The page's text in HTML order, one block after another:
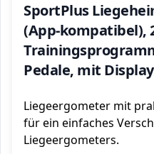
SportPlus
(App-kompatibel),
Pedale, mit
Liegeergometer mit
für ein einfaches
Liegeergometers.